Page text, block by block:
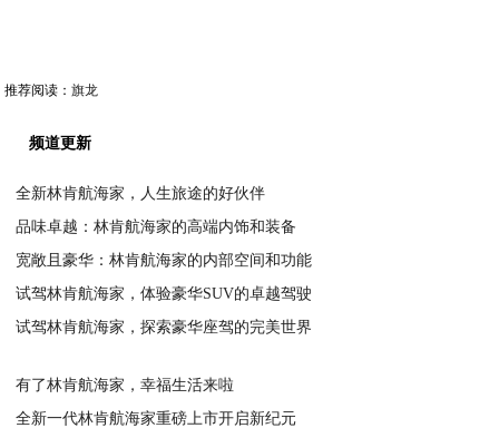
推荐阅读：旗龙
频道更新
全新林肯航海家，人生旅途的好伙伴
品味卓越：林肯航海家的高端内饰和装备
宽敞且豪华：林肯航海家的内部空间和功能
试驾林肯航海家，体验豪华SUV的卓越驾驶
试驾林肯航海家，探索豪华座驾的完美世界
有了林肯航海家，幸福生活来啦
全新一代林肯航海家重磅上市开启新纪元